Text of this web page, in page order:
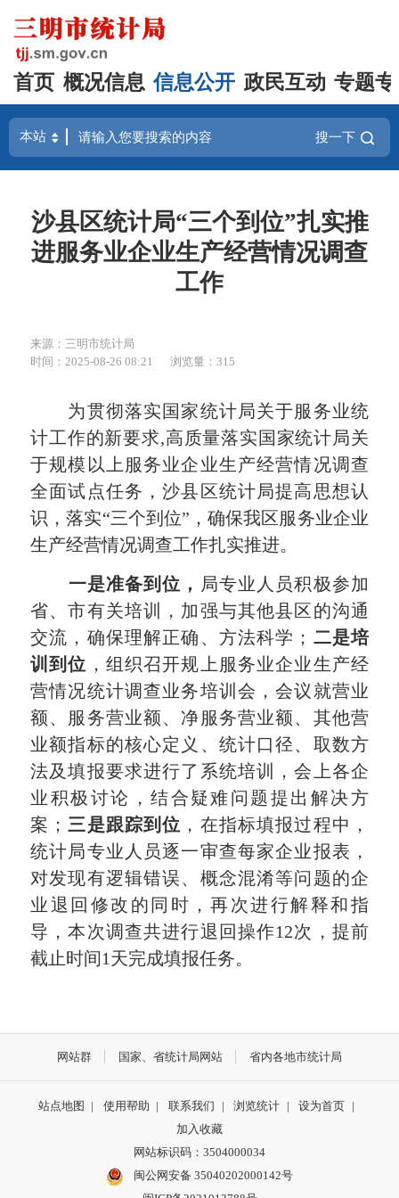
首页 概况信息 信息公开 政民互动 专题
搜一下
沙县区统计局“三个到位”扎实推
进服务业企业生产经营情况调查
工作
来源：三明市统计局
时间：2025-08-26 08:21
浏览量：315
为贯彻落实国家统计局关于服务业统
计工作的新要求,高质量落实国家统计局关
于规模以上服务业企业生产经营情况调查
全面试点任务，沙县区统计局提高思想认
识，落实“三个到位”，确保我区服务业企业
生产经营情况调查工作扎实推进。
一是准备到位， 局专业人员积极参加
省、市有关培训，加强与其他县区的沟通
交流，确保理解正确、方法科学； 二是培
训到位 ，组织召开规上服务业企业生产经
营情况统计调查业务培训会，会议就营业
额、服务营业额、净服务营业额、其他营
业额指标的核心定义、统计口径、取数方
法及填报要求进行了系统培训，会上各企
业积极讨论，结合疑难问题提出解决方
案； 三是跟踪到位 ，在指标填报过程中，
统计局专业人员逐一审查每家企业报表，
对发现有逻辑错误、概念混淆等问题的企
业退回修改的同时，再次进行解释和指
导，本次调查共进行退回操作12次，提前
截止时间1天完成填报任务。
网站群 国家、省统计局网站 省内各地市统计局
站点地图 | 使用帮助 | 联系我们 | 浏览统计 | 设为首页 |
加入收藏
网站标识码：3504000034
闽公网安备 35040202000142号